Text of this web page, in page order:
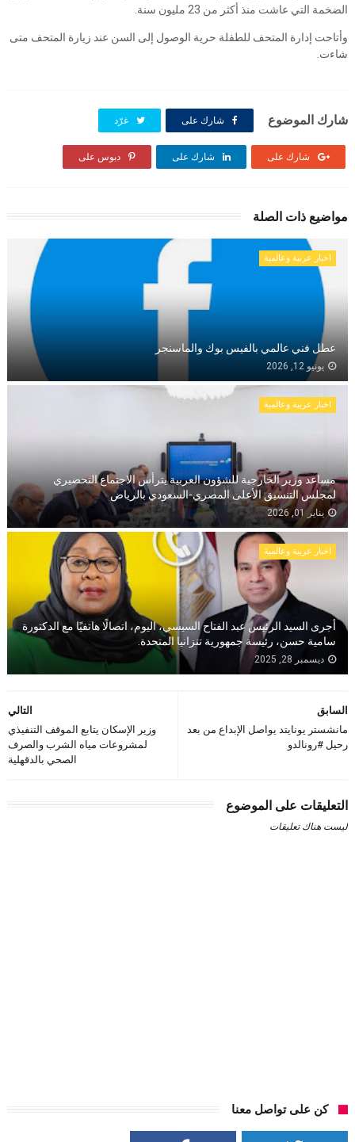
الضخمة التي عاشت منذ أكثر من 23 مليون سنة.
وأتاحت إدارة المتحف للطفلة حرية الوصول إلى السن عند زيارة المتحف متى
شاءت.
شارك الموضوع شارك على غرّد
شارك على شارك على دبوس على
مواضيع ذات الصلة
اخبار عربية وعالمية
عطل فني عالمي بالفيس بوك والماسنجر
يونيو 12, 2026
اخبار عربية وعالمية
مساعد وزير الخارجية للشؤون العربية يترأس الاجتماع التحضيري
لمجلس التنسيق الأعلى المصري-السعودي بالرياض
يناير 01, 2026
اخبار عربية وعالمية
أجرى السيد الرئيس عبد الفتاح السيسي، اليوم، اتصالًا هاتفيًا مع الدكتورة
سامية حسن، رئيسة جمهورية تنزانيا المتحدة.
ديسمبر 28, 2025
التالي
وزير الإسكان يتابع الموقف التنفيذي
لمشروعات مياه الشرب والصرف
الصحي بالدقهلية
السابق
مانشستر يونايتد يواصل الإبداع من بعد
رحيل #رونالدو
التعليقات على الموضوع
ليست هناك تعليقات
كن على تواصل معنا